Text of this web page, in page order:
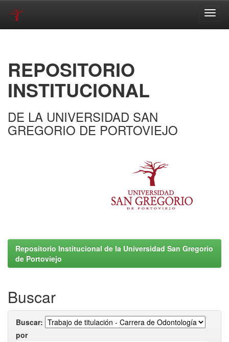
REPOSITORIO
INSTITUCIONAL
DE LA UNIVERSIDAD SAN
GREGORIO DE PORTOVIEJO
Repositorio Institucional de la Universidad San Gregorio
de Portoviejo
Buscar
Buscar:
por